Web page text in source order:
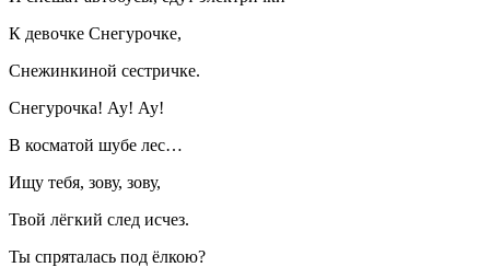
К девочке Снегурочке,
Снежинкиной сестричке.
Снегурочка! Ау! Ау!
В косматой шубе лес…
Ищу тебя, зову, зову,
Твой лёгкий след исчез.
Ты спряталась под ёлкою?